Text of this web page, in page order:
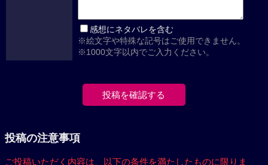
感想にネタバレを含む
※絵文字や特殊な記号はご使用できません。
※1000文字以内でご入力ください。
投稿の注意事項
ご投稿いただく内容は、 以下の条件を満たしたものに限りま